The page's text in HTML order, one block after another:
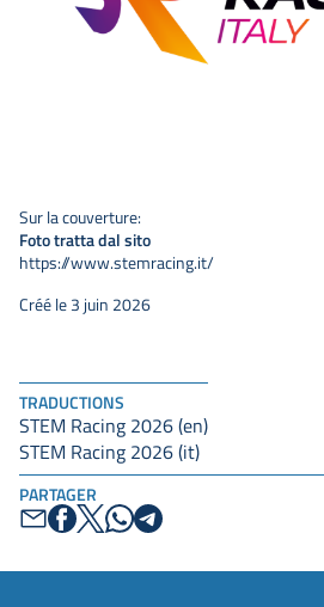
TRADUCTIONS
STEM Racing 2026 (en)
STEM Racing 2026 (it)
PARTAGER
Sur la couverture:
Foto tratta dal sito
https://www.stemracing.it/
Créé le 3 juin 2026